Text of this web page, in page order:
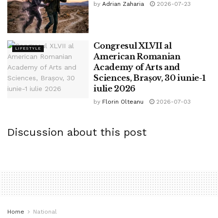
https://bpnews.ro/2020/07/20/cum-sa-dai-primul-ajutor-
sfaturi-si-tehnici-pentru-munte/
Tags:
dai David Budicastro dezinfectant dezinfectare
doctor medic oferi pansament pansare
prim primul rana sa sfaturi spirt Spital
by Adrian Zaharia 2026-07-23
LIFESTYLE
Congresul XLVII al
American Romanian
Academy of Arts and
Sciences, Brașov, 30 iunie-1
iulie 2026
by Florin Olteanu 2026-07-03
Discussion about this post
Home National